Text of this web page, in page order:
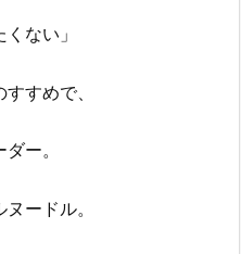
ない」
すめで、
ー。
ードル。